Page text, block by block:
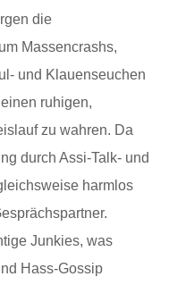
die
Massencrashs,
und Klauenseuchen
ruhigen,
zu wahren. Da
durch Assi-Talk- und
harmlos
Junkies, was
Hass-Gossip